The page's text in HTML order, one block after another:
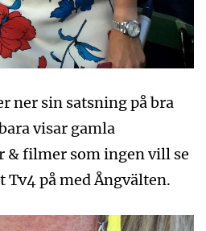
ner sin satsning på bra
visar gamla
& filmer som ingen vill se
Tv4 på med Ångvälten.